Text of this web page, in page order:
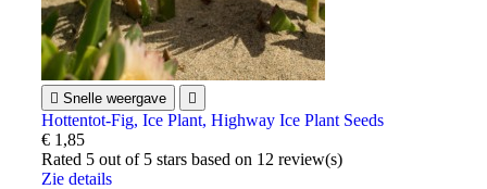
 Snelle weergave 
Hottentot-Fig, Ice Plant, Highway Ice Plant Seeds
€ 1,85
Rated 5 out of 5 stars based on 12 review(s)
Zie details